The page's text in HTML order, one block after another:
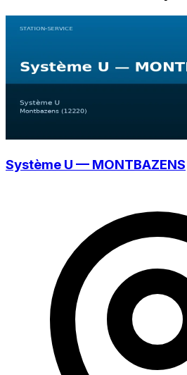
Système U — MONTBAZENS